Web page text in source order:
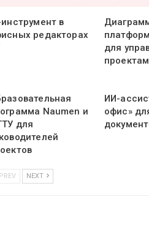
инструмент в
редакторах
для
Naumen и
для
ИИ-
офис»
PREV NEXT